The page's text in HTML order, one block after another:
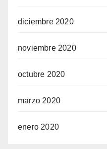
diciembre 2020
noviembre 2020
octubre 2020
marzo 2020
enero 2020